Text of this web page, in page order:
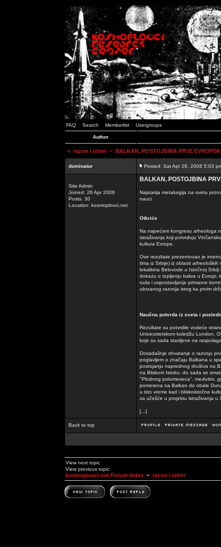
FAQ Search Memberlist Usergroups
Author
< razno / other ~ BALKAN, POSTOJBINA PRVE
dominator Posted: Sat Apr 26, 2008 5:03
Site Admin
Joined: 26 Apr 2008
Posts: 30
Location: kosmoplovci.net
BALKAN, POSTOJBINA
Najstarija metalurgija na svetu
nauci
Otkriće
Na najvećem kongresu arheologa
istraživanja koji potvrđuju
kultura Evrope.
Ove rezultate prezentovao je
tima iz Srbije) iz oblasti
lokaliteta Belovode u Istočnoj
dokazu o topljenju bakra u Evropi,
ruda i uspostavljanje primarne
ubrzanog razvoja istog ka prvim
Naučna potvrda iz sveta i
Rezultate su potvrdile vodeće
Univerzitetskom koledžu London,
koje su sada stavljene na
Dosadašnje shvatanje o razvoju
poglavljem o značaju Balkana u
postojanju naprednog društva na
na Bliskom Istoku: do sada se
"Plodnog polumeseca", međutim,
pomerena na Balkan do obale
u isto vreme kad i bliskoistočne
za učešće u projektu istraživanja u
[...]
Back to top
View next topic
View previous topic
kosmoplovci.net Forum Index ~ razno / other